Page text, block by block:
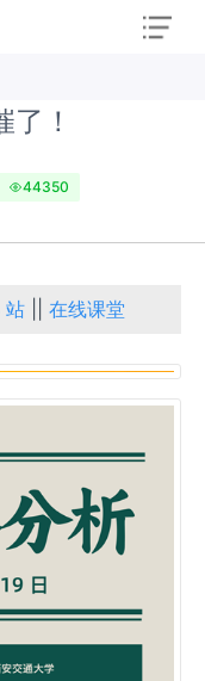
！
44350
站 ||在线课堂